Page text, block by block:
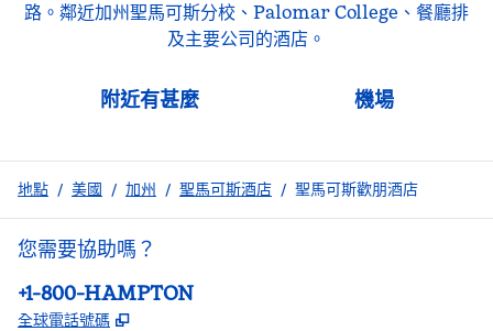
路。鄰近加州聖馬可斯分校、Palomar College、餐廳排
及主要公司的酒店。
附近有甚麼 機場
地點 / 美國 / 加州 / 聖馬可斯酒店 / 聖馬可斯歡朋酒店
您需要協助嗎？
電話：
+1-800-HAMPTON
全球電話號碼 ,